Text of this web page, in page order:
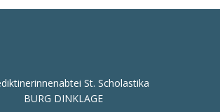
St. Scholastika
BURG DINKLAGE